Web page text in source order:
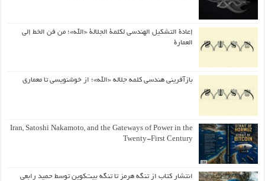
إعادة التشكيل الهندسي لكلمة الجلالة «الله»؛ من فن الخط إلى
العمارة
بازآفرینی هندسی کلمه جلاله «الله»؛ از خوشنویسی تا معماری
Iran, Satoshi Nakamoto, and the Gateways of Power in the
Twenty-First Century
انتشار کتاب از تنگه هرمز تا تنگه بیت‌کوین توسط حمید رابعی